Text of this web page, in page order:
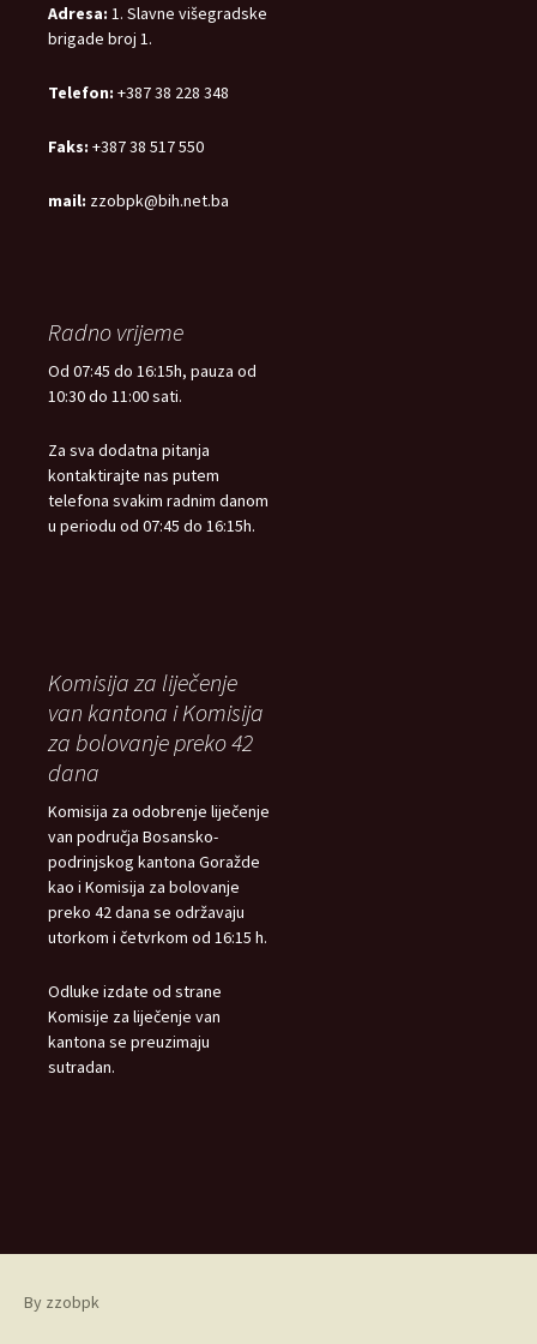
Adresa: 1. Slavne višegradske
brigade broj 1.
Telefon: +387 38 228 348
Faks: +387 38 517 550
mail: zzobpk@bih.net.ba
Radno vrijeme
Od 07:45 do 16:15h, pauza od
10:30 do 11:00 sati.
Za sva dodatna pitanja
kontaktirajte nas putem
telefona svakim radnim danom
u periodu od 07:45 do 16:15h.
Komisija za liječenje
van kantona i Komisija
za bolovanje preko 42
dana
Komisija za odobrenje liječenje
van područja Bosansko-
podrinjskog kantona Goražde
kao i Komisija za bolovanje
preko 42 dana se održavaju
utorkom i četvrkom od 16:15 h.
Odluke izdate od strane
Komisije za liječenje van
kantona se preuzimaju
sutradan.
By zzobpk